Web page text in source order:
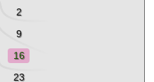
2
9
16
23